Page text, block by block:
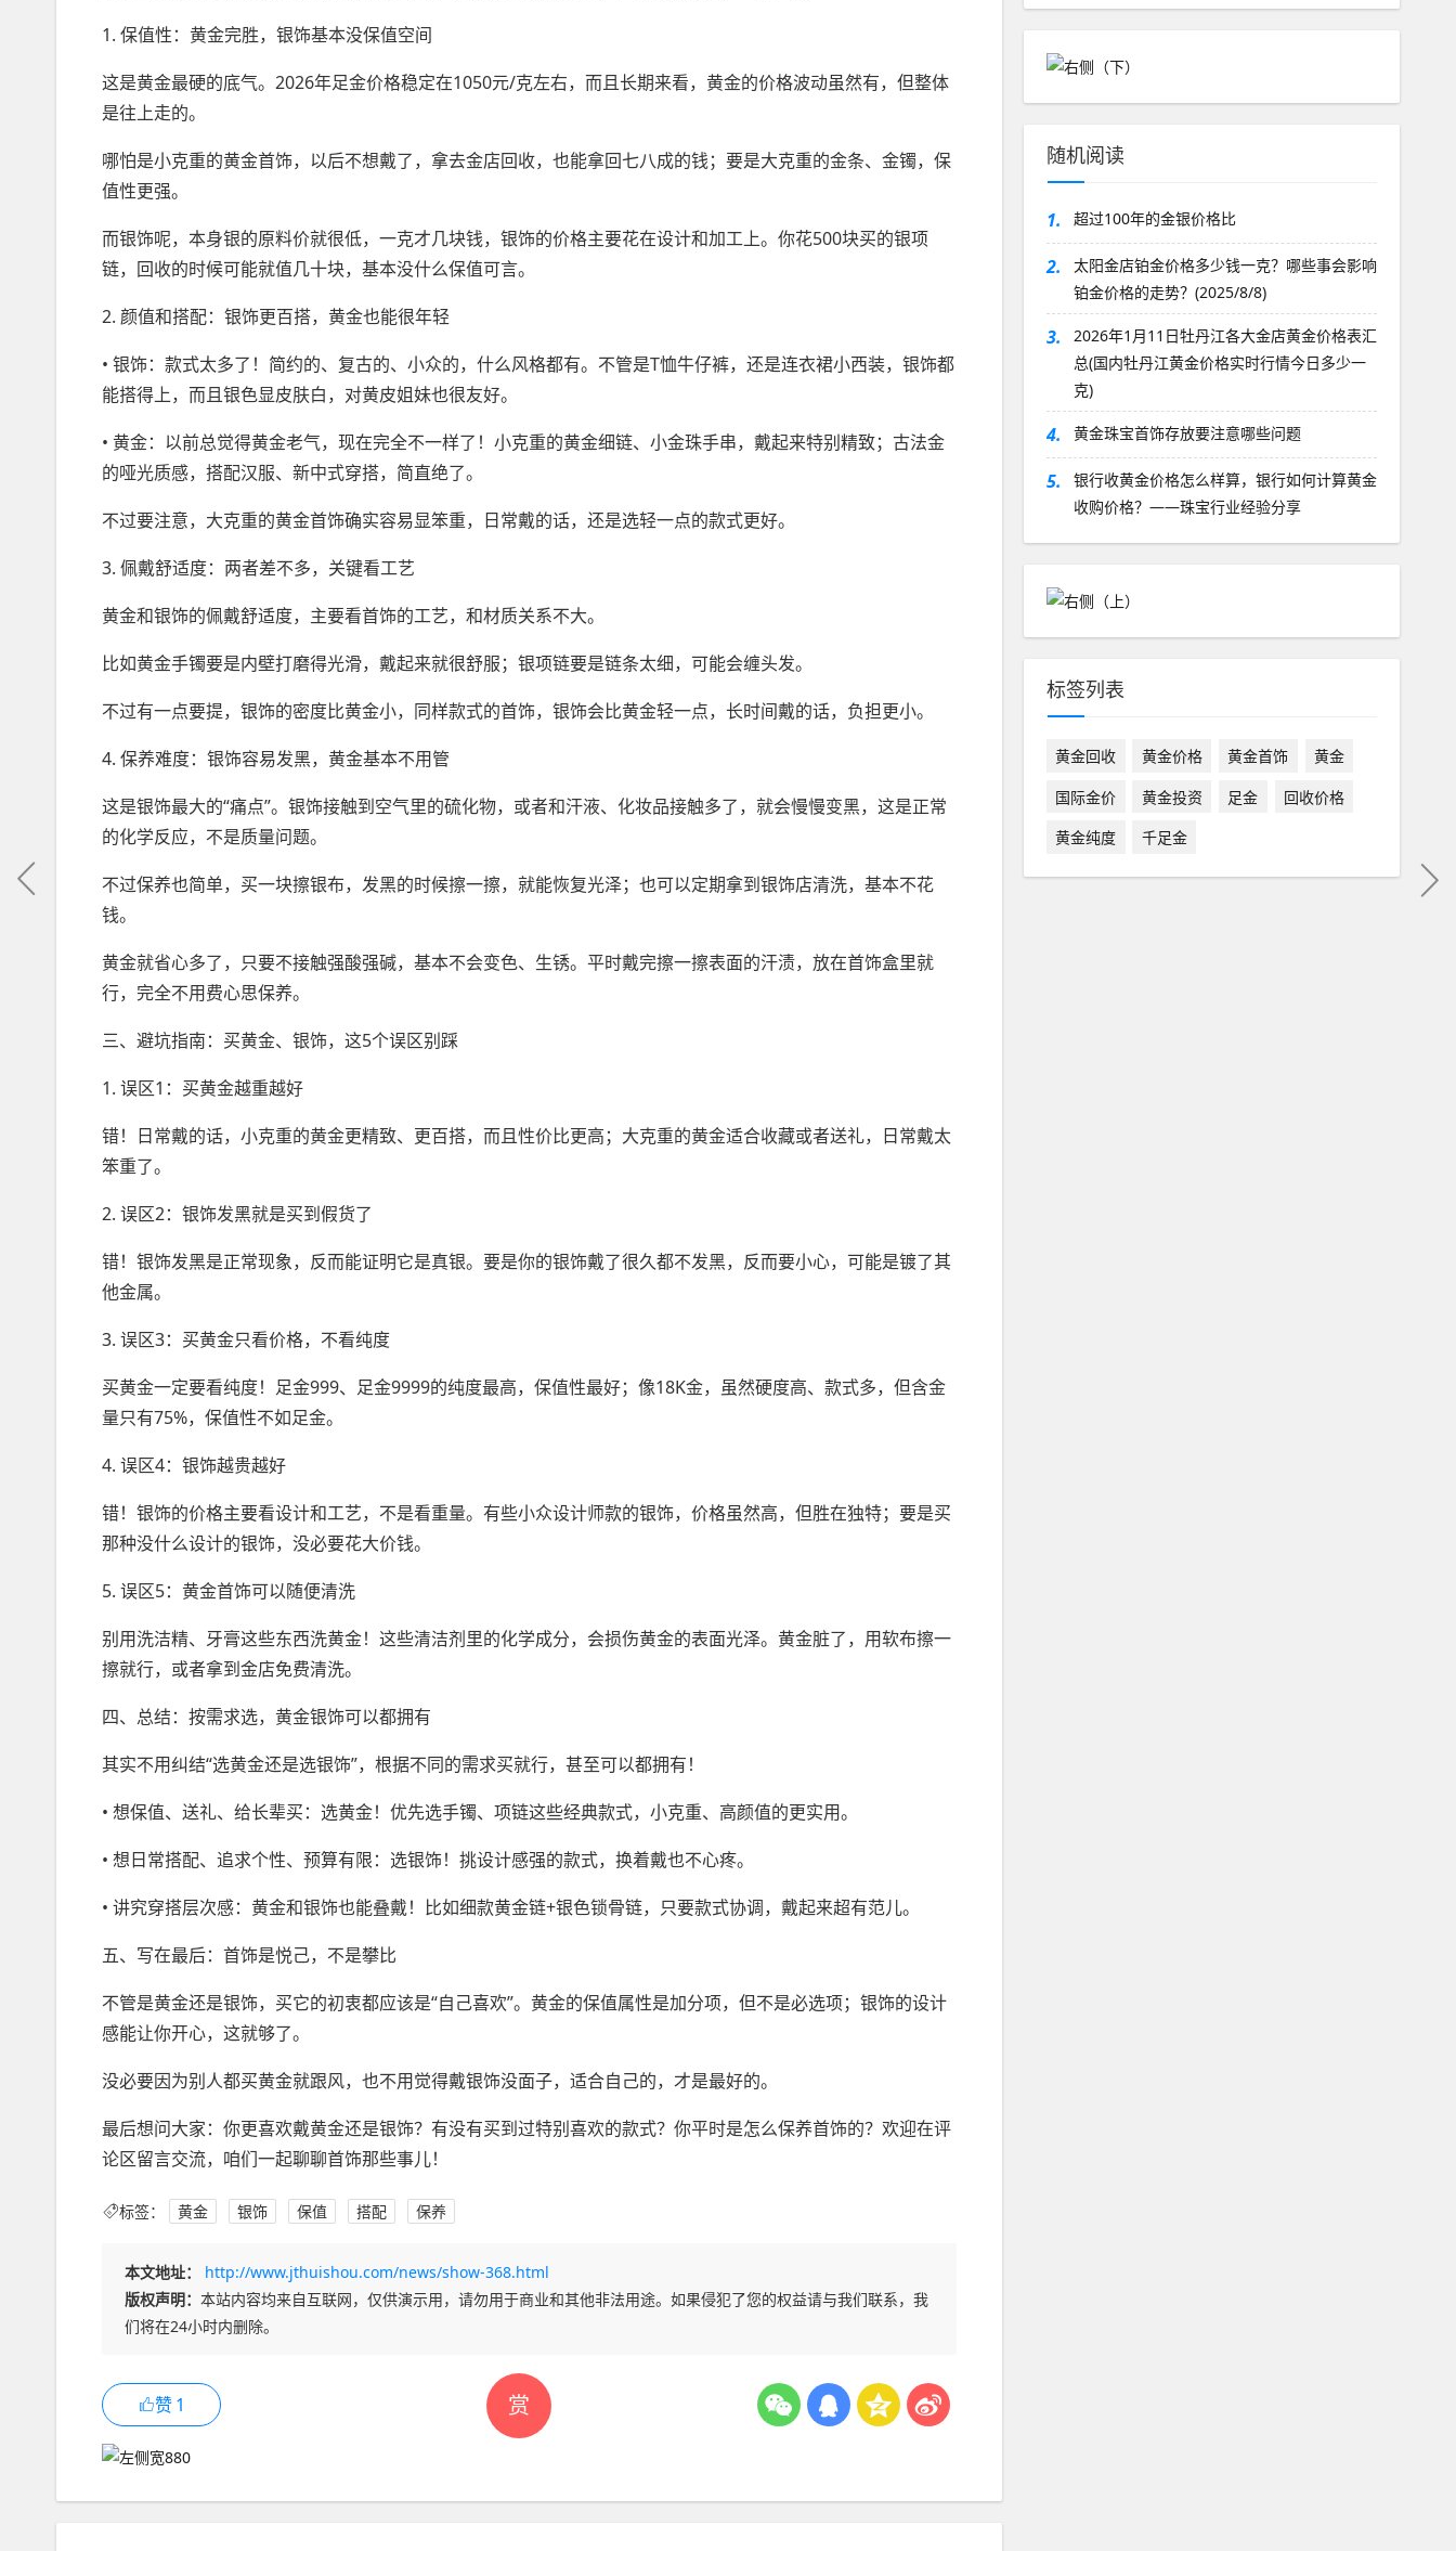
1. 保值性：黄金完胜，银饰基本没保值空间
这是黄金最硬的底气。2026年足金价格稳定在1050元/克左右，而且长期来看，黄金的价格波动虽然有，但整体
是往上走的。
哪怕是小克重的黄金首饰，以后不想戴了，拿去金店回收，也能拿回七八成的钱；要是大克重的金条、金镯，保
值性更强。
而银饰呢，本身银的原料价就很低，一克才几块钱，银饰的价格主要花在设计和加工上。你花500块买的银项
链，回收的时候可能就值几十块，基本没什么保值可言。
2. 颜值和搭配：银饰更百搭，黄金也能很年轻
• 银饰：款式太多了！简约的、复古的、小众的，什么风格都有。不管是T恤牛仔裤，还是连衣裙小西装，银饰都
能搭得上，而且银色显皮肤白，对黄皮姐妹也很友好。
• 黄金：以前总觉得黄金老气，现在完全不一样了！小克重的黄金细链、小金珠手串，戴起来特别精致；古法金
的哑光质感，搭配汉服、新中式穿搭，简直绝了。
不过要注意，大克重的黄金首饰确实容易显笨重，日常戴的话，还是选轻一点的款式更好。
3. 佩戴舒适度：两者差不多，关键看工艺
黄金和银饰的佩戴舒适度，主要看首饰的工艺，和材质关系不大。
比如黄金手镯要是内壁打磨得光滑，戴起来就很舒服；银项链要是链条太细，可能会缠头发。
不过有一点要提，银饰的密度比黄金小，同样款式的首饰，银饰会比黄金轻一点，长时间戴的话，负担更小。
4. 保养难度：银饰容易发黑，黄金基本不用管
这是银饰最大的“痛点”。银饰接触到空气里的硫化物，或者和汗液、化妆品接触多了，就会慢慢变黑，这是正常
的化学反应，不是质量问题。
不过保养也简单，买一块擦银布，发黑的时候擦一擦，就能恢复光泽；也可以定期拿到银饰店清洗，基本不花
钱。
黄金就省心多了，只要不接触强酸强碱，基本不会变色、生锈。平时戴完擦一擦表面的汗渍，放在首饰盒里就
行，完全不用费心思保养。
三、避坑指南：买黄金、银饰，这5个误区别踩
1. 误区1：买黄金越重越好
错！日常戴的话，小克重的黄金更精致、更百搭，而且性价比更高；大克重的黄金适合收藏或者送礼，日常戴太
笨重了。
2. 误区2：银饰发黑就是买到假货了
错！银饰发黑是正常现象，反而能证明它是真银。要是你的银饰戴了很久都不发黑，反而要小心，可能是镀了其
他金属。
3. 误区3：买黄金只看价格，不看纯度
买黄金一定要看纯度！足金999、足金9999的纯度最高，保值性最好；像18K金，虽然硬度高、款式多，但含金
量只有75%，保值性不如足金。
4. 误区4：银饰越贵越好
错！银饰的价格主要看设计和工艺，不是看重量。有些小众设计师款的银饰，价格虽然高，但胜在独特；要是买
那种没什么设计的银饰，没必要花大价钱。
5. 误区5：黄金首饰可以随便清洗
别用洗洁精、牙膏这些东西洗黄金！这些清洁剂里的化学成分，会损伤黄金的表面光泽。黄金脏了，用软布擦一
擦就行，或者拿到金店免费清洗。
四、总结：按需求选，黄金银饰可以都拥有
其实不用纠结“选黄金还是选银饰”，根据不同的需求买就行，甚至可以都拥有！
• 想保值、送礼、给长辈买：选黄金！优先选手镯、项链这些经典款式，小克重、高颜值的更实用。
• 想日常搭配、追求个性、预算有限：选银饰！挑设计感强的款式，换着戴也不心疼。
• 讲究穿搭层次感：黄金和银饰也能叠戴！比如细款黄金链+银色锁骨链，只要款式协调，戴起来超有范儿。
五、写在最后：首饰是悦己，不是攀比
不管是黄金还是银饰，买它的初衷都应该是“自己喜欢”。黄金的保值属性是加分项，但不是必选项；银饰的设计
感能让你开心，这就够了。
没必要因为别人都买黄金就跟风，也不用觉得戴银饰没面子，适合自己的，才是最好的。
最后想问大家：你更喜欢戴黄金还是银饰？有没有买到过特别喜欢的款式？你平时是怎么保养首饰的？欢迎在评
论区留言交流，咱们一起聊聊首饰那些事儿！
标签： 黄金 银饰 保值 搭配 保养
赏
本文地址：
http://www.jthuishou.com/news/show-368.html
版权声明： 本站内容均来自互联网，仅供演示用，请勿用于商业和其他非法用途。如果侵犯了您的权益请与我们联系，我
们将在24小时内删除。
赞1
随机阅读
1. 超过100年的金银价格比
2.
太阳金店铂金价格多少钱一克？哪些事会影响
铂金价格的走势？(2025/8/8)
3.
2026年1月11日牡丹江各大金店黄金价格表汇
总(国内牡丹江黄金价格实时行情今日多少一
克)
4. 黄金珠宝首饰存放要注意哪些问题
5.
银行收黄金价格怎么样算，银行如何计算黄金
收购价格？——珠宝行业经验分享
标签列表
黄金回收 黄金价格 黄金首饰
黄金
国际金价
黄金投资 足金
回收价格
黄金纯度
千足金